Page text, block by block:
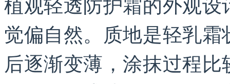
觉偏自然。质地是轻乳
后逐渐变薄，涂抹过程